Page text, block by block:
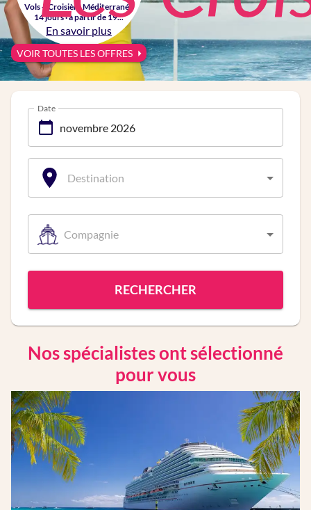
Vols + Croisière Méditerranée
14 jours · à partir de 19...
En savoir plus
VOIR TOUTES LES OFFRES
Date
Destination
Compagnie
RECHERCHER
Nos spécialistes ont sélectionné
pour vous